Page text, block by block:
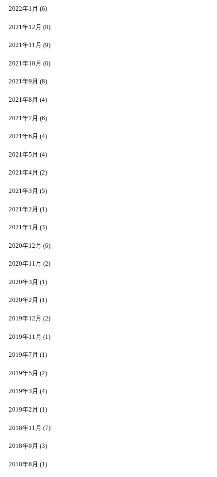
2022年1月 (6)
2021年12月 (8)
2021年11月 (9)
2021年10月 (6)
2021年9月 (8)
2021年8月 (4)
2021年7月 (6)
2021年6月 (4)
2021年5月 (4)
2021年4月 (2)
2021年3月 (5)
2021年2月 (1)
2021年1月 (3)
2020年12月 (6)
2020年11月 (2)
2020年3月 (1)
2020年2月 (1)
2019年12月 (2)
2019年11月 (1)
2019年7月 (1)
2019年5月 (2)
2019年3月 (4)
2019年2月 (1)
2018年11月 (7)
2018年9月 (3)
2018年8月 (1)